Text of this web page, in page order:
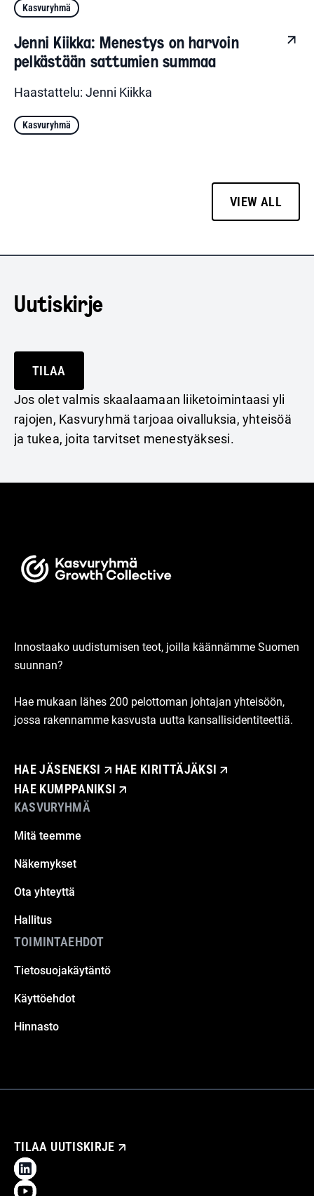
Kasvuryhmä
Jenni Kiikka: Menestys on harvoin
pelkästään sattumien summaa
Haastattelu: Jenni Kiikka
Kasvuryhmä
VIEW ALL
Uutiskirje
TILAA
Jos olet valmis skaalaamaan liiketoimintaasi yli
rajojen, Kasvuryhmä tarjoaa oivalluksia, yhteisöä
ja tukea, joita tarvitset menestyäksesi.
Innostaako uudistumisen teot, joilla käännämme Suomen
suunnan?
Hae mukaan lähes 200 pelottoman johtajan yhteisöön,
jossa rakennamme kasvusta uutta kansallisidentiteettiä.
HAE JÄSENEKSI
HAE KIRITTÄJÄKSI
HAE KUMPPANIKSI
KASVURYHMÄ
Mitä teemme
Näkemykset
Ota yhteyttä
Hallitus
TOIMINTAEHDOT
Tietosuojakäytäntö
Käyttöehdot
Hinnasto
TILAA UUTISKIRJE